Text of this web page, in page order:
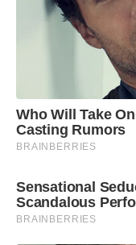
Who Will Take
Casting Rumors
BRAINBERRIES
Sensational
Scandalous
BRAINBERRIES